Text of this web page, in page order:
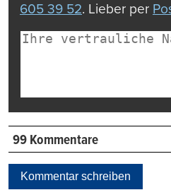
605 39 52. Lieber per
99 Kommentare
Kommentar schreiben